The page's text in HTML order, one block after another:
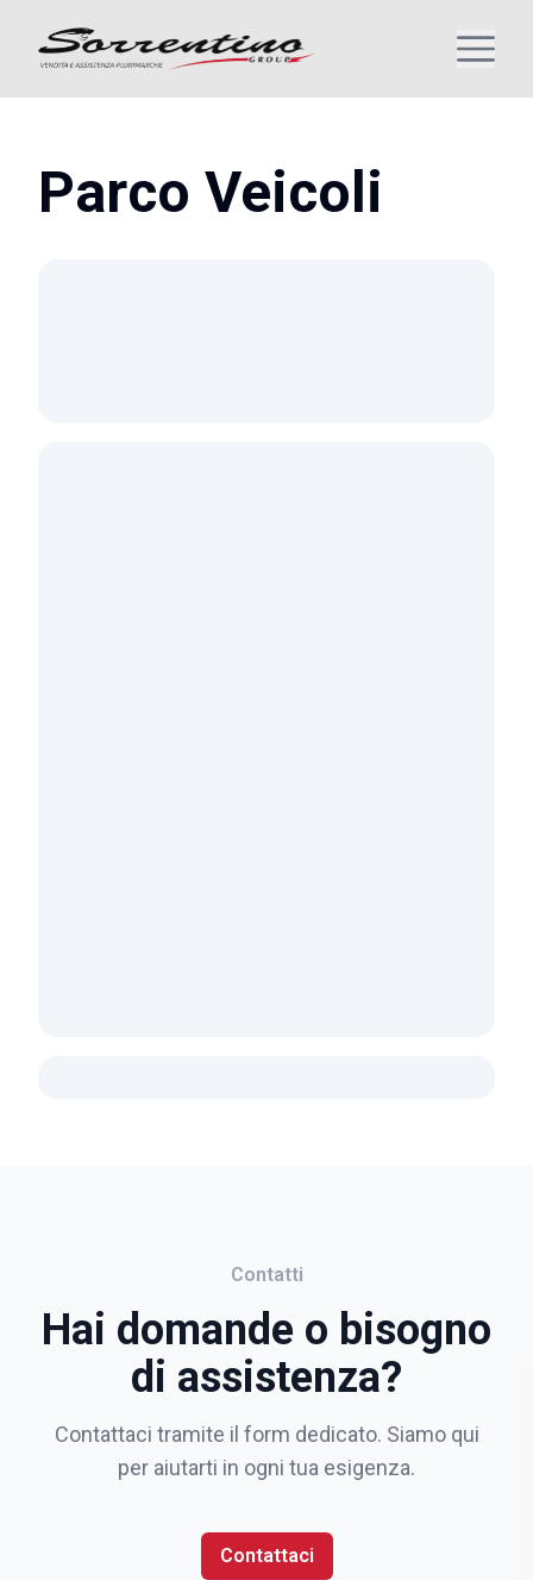
Parco Veicoli
Contatti
Hai domande o bisogno
di assistenza?
Contattaci tramite il form dedicato. Siamo qui
per aiutarti in ogni tua esigenza.
Contattaci